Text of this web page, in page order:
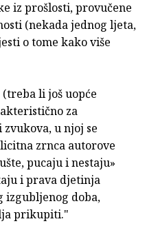
iz prošlosti, provučene
(nekada jednog ljeta,
o tome kako više
li još uopće
za
u njoj se
zrnca autorove
pucaju i nestaju»
i prava djetinja
izgubljenog doba,
prikupiti."